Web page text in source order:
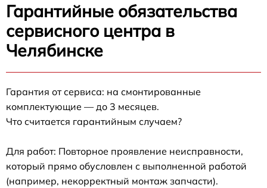
Гарантийные обязательства
сервисного центра в
Челябинске
Гарантия от сервиса: на смонтированные
комплектующие — до 3 месяцев.
Что считается гарантийным случаем?
Для работ: Повторное проявление неисправности,
который прямо обусловлен с выполненной работой
(например, некорректный монтаж запчасти).